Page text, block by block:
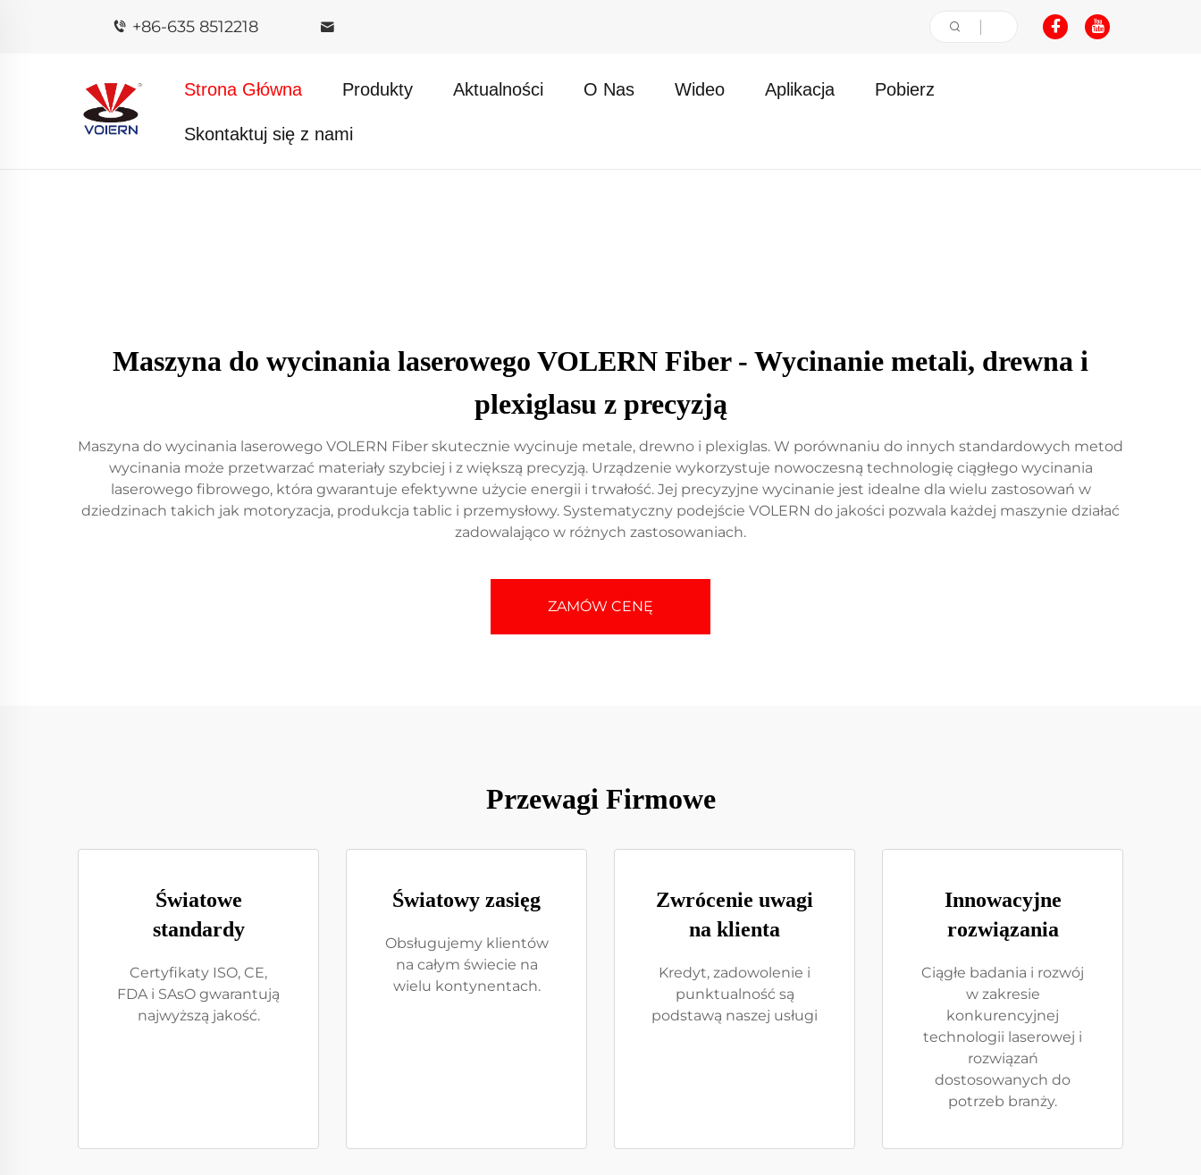
+86-635 8512218
Strona Główna Produkty Aktualności O Nas Wideo Aplikacja Pobierz
Skontaktuj się z nami
Maszyna do wycinania laserowego VOLERN Fiber - Wycinanie metali, drewna i
plexiglasu z precyzją
Maszyna do wycinania laserowego VOLERN Fiber skutecznie wycinuje metale, drewno i plexiglas. W porównaniu do innych standardowych metod
wycinania może przetwarzać materiały szybciej i z większą precyzją. Urządzenie wykorzystuje nowoczesną technologię ciągłego wycinania
laserowego fibrowego, która gwarantuje efektywne użycie energii i trwałość. Jej precyzyjne wycinanie jest idealne dla wielu zastosowań w
dziedzinach takich jak motoryzacja, produkcja tablic i przemysłowy. Systematyczny podejście VOLERN do jakości pozwala każdej maszynie działać
zadowalająco w różnych zastosowaniach.
ZAMÓW CENĘ
Przewagi Firmowe
Światowe
standardy
Certyfikaty ISO, CE,
FDA i SAsO gwarantują
najwyższą jakość.
Światowy zasięg
Obsługujemy klientów
na całym świecie na
wielu kontynentach.
Zwrócenie uwagi
na klienta
Kredyt, zadowolenie i
punktualność są
podstawą naszej usługi
Innowacyjne
rozwiązania
Ciągłe badania i rozwój
w zakresie
konkurencyjnej
technologii laserowej i
rozwiązań
dostosowanych do
potrzeb branży.